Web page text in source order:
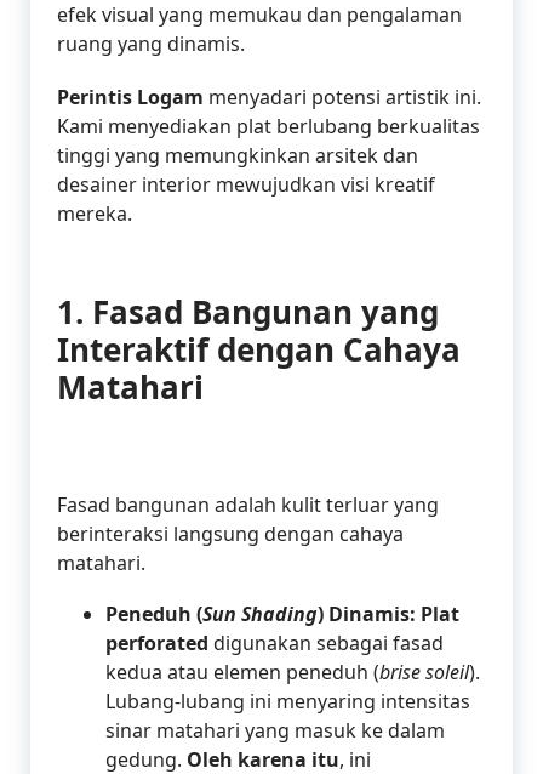
efek visual yang memukau dan pengalaman
ruang yang dinamis.
Perintis Logam menyadari potensi artistik ini.
Kami menyediakan plat berlubang berkualitas
tinggi yang memungkinkan arsitek dan
desainer interior mewujudkan visi kreatif
mereka.
1. Fasad Bangunan yang
Interaktif dengan Cahaya
Matahari
Fasad bangunan adalah kulit terluar yang
berinteraksi langsung dengan cahaya
matahari.
Peneduh (Sun Shading) Dinamis: Plat
perforated digunakan sebagai fasad
kedua atau elemen peneduh (brise soleil).
Lubang-lubang ini menyaring intensitas
sinar matahari yang masuk ke dalam
gedung. Oleh karena itu, ini